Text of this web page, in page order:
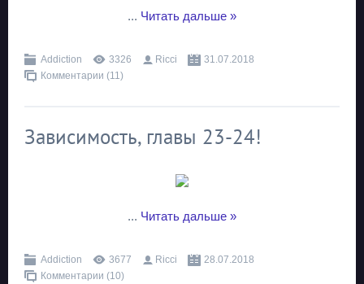
... Читать дальше »
Addiction 3326 Ricci
31.07.2018
Комментарии (11)
Зависимость, главы 23-24!
... Читать дальше »
Addiction 3677 Ricci
28.07.2018
Комментарии (10)